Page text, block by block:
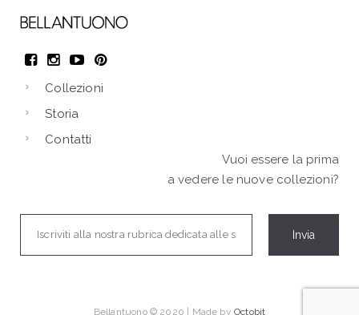
Collezioni
Storia
Contatti
Vuoi essere la prima
a vedere le nuove collezioni?
Bellantuono © 2020 | Made by Octobit